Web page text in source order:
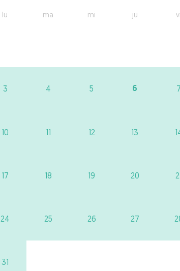
lu ma mi ju vi
3 4 5 6 7
10 11 12 13
17 18 19 20
24 25 26 27
31